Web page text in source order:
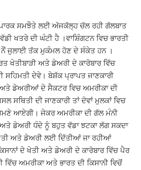
ਸਮਝੌਤੇ ਲਈ ਅੱਜਕੱਲ੍ਹ ਚੱਲ ਰਹੀ ਗੱਲਬਾਤ
ਖਤਰੇ ਦੀ ਘੰਟੀ ਹੈ ।ਵਾਸ਼ਿੰਗਟਨ ਵਿਚ ਭਾਰਤੀ
ਨੌਂ ਜੁਲਾਈ ਤੱਕ ਮੁਕੰਮਲ ਹੋਣ ਦੇ ਸੰਕੇਤ ਹਨ ।
ਖੇਤੀਬਾੜੀ ਅਤੇ ਡੇਅਰੀ ਦੇ ਕਾਰੋਬਾਰ ਵਿੱਚ
ਦੇਵੇ। ਬੇਸ਼ੱਕ ਪ੍ਰਾਪਤ ਜਾਣਕਾਰੀ
ਅਤੇ ਡੇਅਰੀਆਂ ਦੇ ਸੈਕਟਰ ਵਿਚ ਅਮਰੀਕਾ ਦੀ
ਸਥਿਤੀ ਦੀ ਜਾਣਕਾਰੀ ਤਾਂ ਦੋਵਾਂ ਮੁਲਕਾਂ ਵਿਚ
ਆਏਗੀ। ਜੇਕਰ ਅਮਰੀਕਾ ਦੀ ਗੱਲ ਮੰਨੀ
ਅਤੇ ਡੇਅਰੀ ਧੰਦੇ ਨੂੰ ਬਹੁਤ ਵੱਡਾ ਝਟਕਾ ਲੱਗ ਸਕਦਾ
ਅਤੇ ਡੇਅਰੀ ਲਈ ਦਿੱਤੀਆਂ ਜਾ ਰਹੀਆਂ
ਦੇ ਖੇਤੀ ਅਤੇ ਡੇਅਰੀ ਦੇ ਕਾਰੋਬਾਰ ਵਿੱਚ ਪੈਰ
ਅਮਰੀਕਾ ਅਤੇ ਭਾਰਤ ਦੀ ਕਿਸਾਨੀ ਵਿਚੋਂ